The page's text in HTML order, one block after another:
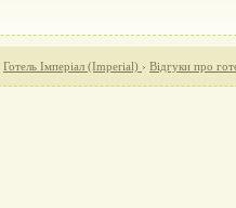
Готель Імперіал (Іmperial) › Відгуки про